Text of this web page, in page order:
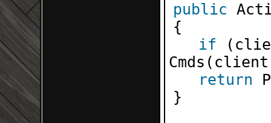
public
{
if
return
}